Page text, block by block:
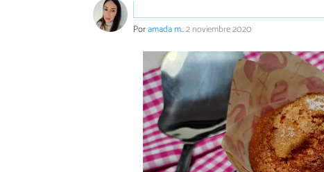
Poramada m..2 noviembre 2020